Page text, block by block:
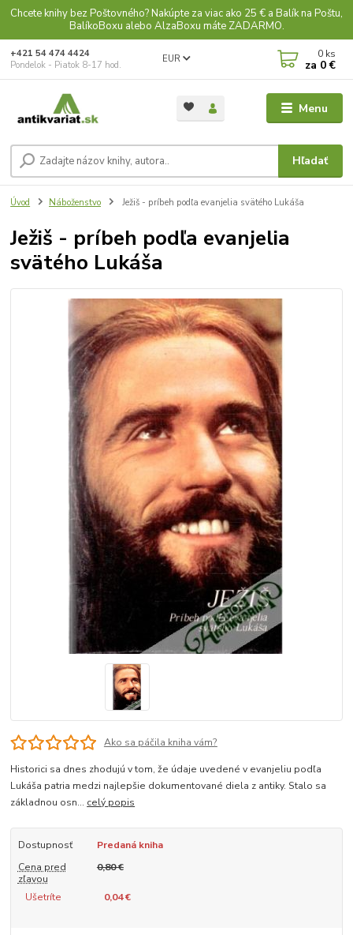
Chcete knihy bez Poštovného? Nakúpte za viac ako 25 € a Balík na Poštu,
BalíkoBoxu alebo AlzaBoxu máte ZADARMO.
Menu
EUR
Hľadať
+421 54 474 4424
Pondelok - Piatok 8-17 hod.
0 ks
za 0 €
Úvod Náboženstvo Ježiš - príbeh podľa evanjelia svätého Lukáša
Ježiš - príbeh podľa evanjelia
svätého Lukáša
Ako sa páčila kniha vám?
Historici sa dnes zhodujú v tom, že údaje uvedené v evanjeliu podľa
Lukáša patria medzi najlepšie dokumentované diela z antiky. Stalo sa
základnou osn... celý popis
Dostupnosť
Predaná kniha
Cena pred
zľavou
0,80 €
Ušetríte 0,04 €